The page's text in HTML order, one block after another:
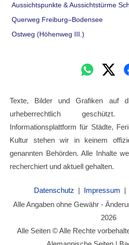
Aussichtspunkte & Aussichtstürme
Querweg Freiburg–Bodensee
Ostweg (Höhenweg III.)
Texte, Bilder und Grafiken auf
urheberrechtlich
Informationsplattform für Städte,
Kultur stehen wir in keinem
genannten Behörden. Alle Inhalte
recherchiert und aktuell gehalten.
Datenschutz | Impressum |
Alle Angaben ohne Gewähr -
2026
Alle Seiten © Alle Rechte